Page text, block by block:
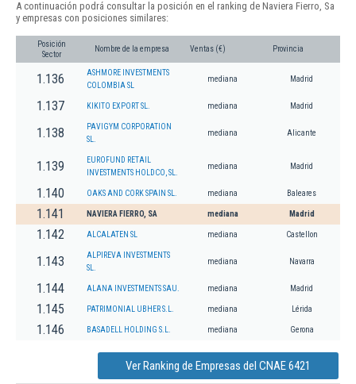
A continuación podrá consultar la posición en el ranking de Naviera Fierro, Sa
y empresas con posiciones similares:
Posición
Sector
Nombre de la empresa Ventas (€) Provincia
1.136
ASHMORE INVESTMENTS
COLOMBIA SL
mediana Madrid
1.137 KIKITO EXPORT SL. mediana Madrid
1.138
PAVIGYM CORPORATION
SL.
mediana Alicante
1.139
EUROFUND RETAIL
INVESTMENTS HOLDCO, SL.
mediana Madrid
1.140 OAKS AND CORK SPAIN SL. mediana Baleares
1.141 NAVIERA FIERRO, SA mediana Madrid
1.142 ALCALATEN SL mediana Castellon
1.143
ALPIREVA INVESTMENTS
SL.
mediana Navarra
1.144 ALANA INVESTMENTS SAU. mediana Madrid
1.145 PATRIMONIAL UBHER S.L. mediana Lérida
1.146 BASADELL HOLDING S.L. mediana Gerona
Ver Ranking de Empresas del CNAE 6421